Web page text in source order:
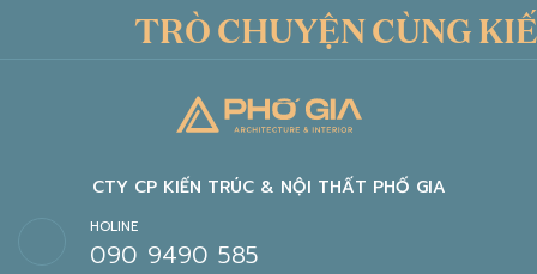
TRÒ CHUYỆN CÙNG KIẾN
HOLINE
090 9490 585
CTY CP KIẾN TRÚC & NỘI THẤT PHỐ GIA